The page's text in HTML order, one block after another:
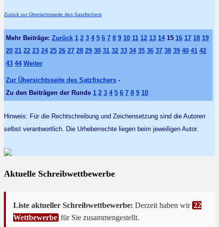
Zurück zur Übersichtsseite des Satzfischers
Mehr Beiträge: Zurück 1 2 3 4 5 6 7 8 9 10 11 12 13 14 15 16 17 18 19
20 21 22 23 24 25 26 27 28 29 30 31 32 33 34 35 36 37 38 39 40 41 42
43 44 Weiter
Zur Übersichtsseite des Satzfischers -
Zu den Beiträgen der Runde 1 2 3 4 5 6 7 8 9 10
Hinweis: Für die Rechtschreibung und Zeichensetzung sind die Autoren
selbst verantwortlich. Die Urheberrechte liegen beim jeweiligen Autor.
Aktuelle Schreibwettbewerbe
Liste aktueller Schreibwettbewerbe: Derzeit haben wir 22
Wettbewerbe für Sie zusammengestellt.